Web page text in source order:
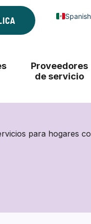
Spanish
Proveedores
de servicio
para hogares